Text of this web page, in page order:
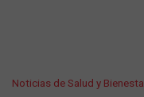
C
Noticias de Salud y